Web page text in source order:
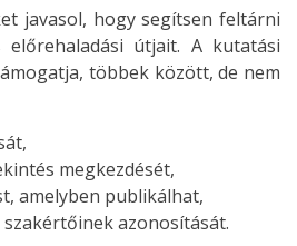
javasol, hogy segítsen feltárni
útjait. A kutatási
többek között, de nem
megkezdését,
amelyben publikálhat,
azonosítását.